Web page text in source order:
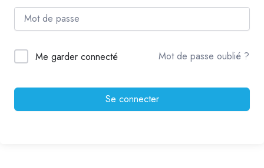
Me garder connecté Mot de passe oublié ?
Se connecter